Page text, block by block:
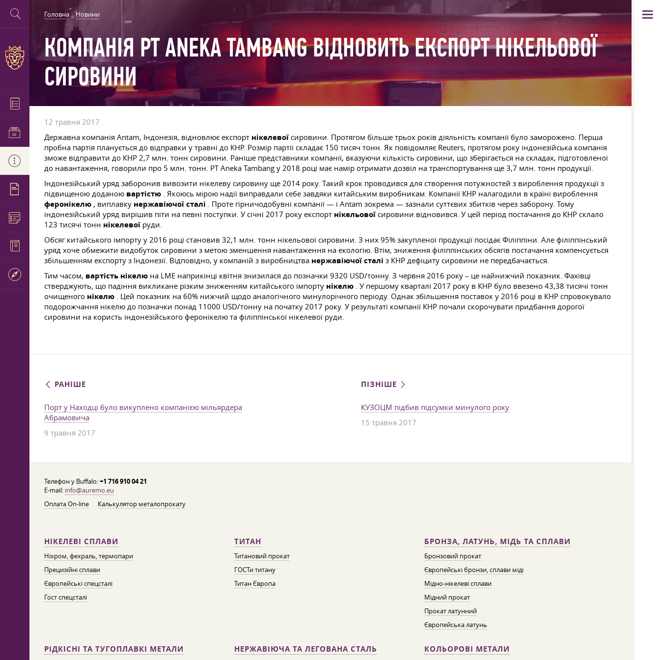
Головна Новини
КОМПАНІЯ PT ANEKA TAMBANG ВІДНОВИТЬ ЕКСПОРТ НІКЕЛЬОВОЇ
СИРОВИНИ
12 травня 2017
Державна компанія Antam, Індонезія, відновлює експорт нікелевої сировини. Протягом більше трьох років діяльність компанії було заморожено. Перша
пробна партія планується до відправки у травні до КНР. Розмір партії складає 150 тисяч тонн. Як повідомляє Reuters, протягом року індонезійська компанія
зможе відправити до КНР 2,7 млн. тонн сировини. Раніше представники компанії, вказуючи кількість сировини, що зберігається на складах, підготовленої
до навантаження, говорили про 5 млн. тонн. PT Aneka Tambang у 2018 році має намір отримати дозвіл на транспортування ще 3,7 млн. тонн продукції.
Індонезійський уряд заборонив вивозити нікелеву сировину ще 2014 року. Такий крок проводився для створення потужностей з вироблення продукції з
підвищеною доданою вартістю . Якоюсь мірою надії виправдали себе завдяки китайським виробникам. Компанії КНР налагодили в країні вироблення
феронікелю , виплавку нержавіючої сталі . Проте гірничодобувні компанії — і Antam зокрема — зазнали суттєвих збитків через заборону. Тому
індонезійський уряд вирішив піти на певні поступки. У січні 2017 року експорт нікельової сировини відновився. У цей період постачання до КНР склало
123 тисячі тонн нікелевої руди.
Обсяг китайського імпорту у 2016 році становив 32,1 млн. тонн нікельової сировини. З них 95% закупленої продукції посідає Філіппіни. Але філіппінський
уряд хоче обмежити видобуток сировини з метою зменшення навантаження на екологію. Втім, зниження філіппінських обсягів постачання компенсується
збільшенням експорту з Індонезії. Відповідно, у компаній з виробництва нержавіючої сталі з КНР дефіциту сировини не передбачається.
Тим часом, вартість нікелю на LME наприкінці квітня знизилася до позначки 9320 USD/тонну. З червня 2016 року – це найнижчий показник. Фахівці
стверджують, що падіння викликане різким зниженням китайського імпорту нікелю . У першому кварталі 2017 року в КНР було ввезено 43,38 тисячі тонн
очищеного нікелю . Цей показник на 60% нижчий щодо аналогічного минулорічного періоду. Однак збільшення поставок у 2016 році в КНР спровокувало
подорожчання нікелю до позначки понад 11000 USD/тонну на початку 2017 року. У результаті компанії КНР почали скорочувати придбання дорогої
сировини на користь індонезійського феронікелю та філіппінської нікелевої руди.
РАНІШЕ
Порт у Находці було викуплено компанією мільярдера
Абрамовича
9 травня 2017
ПІЗНІШЕ
КУЗОЦМ підбив підсумки минулого року
15 травня 2017
Телефон у Buffalo:+1 716 910 04 21
E-mail: info@auremo.eu
Оплата On-line
Калькулятор металопрокату
НІКЕЛЕВІ СПЛАВИ
Ніхром, фехраль, термопари
Прецизійні сплави
Європейські спецсталі
Гост спецсталі
ТИТАН
Титановий прокат
ГОСТи титану
Титан Європа
БРОНЗА, ЛАТУНЬ, МІДЬ ТА СПЛАВИ
Бронзовий прокат
Європейські бронзи, сплави міді
Мідно-нікелеві сплави
Мідний прокат
Прокат латунний
Європейська латунь
РІДКІСНІ ТА ТУГОПЛАВКІ МЕТАЛИ НЕРЖАВІЮЧА ТА ЛЕГОВАНА СТАЛЬ КОЛЬОРОВІ МЕТАЛИ